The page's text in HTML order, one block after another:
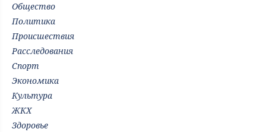
Общество
Политика
Происшествия
Расследования
Спорт
Экономика
Культура
ЖКХ
Здоровье